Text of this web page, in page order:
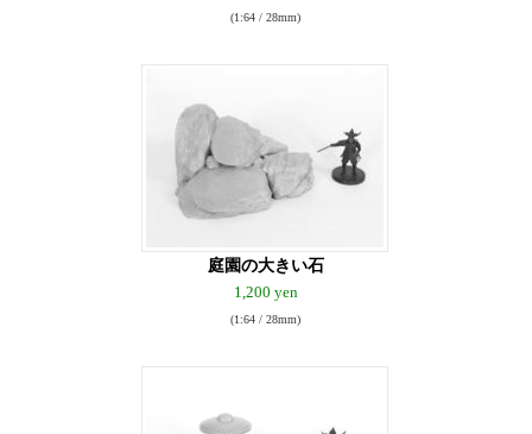
(1:64 / 28mm)
庭園の大きい石
1,200 yen
(1:64 / 28mm)